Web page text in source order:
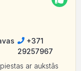
+371
29257967
ar aukstās